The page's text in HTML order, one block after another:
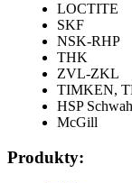
LOCTITE
SKF
NSK-RHP
THK
ZVL-ZKL
TIMKEN,
HSP
McGill
Produkty: